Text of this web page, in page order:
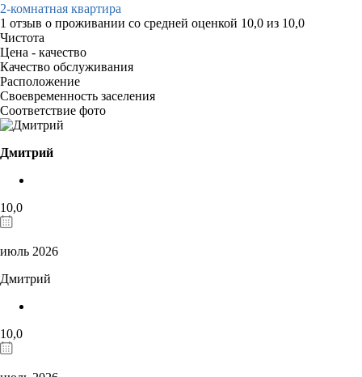
2-комнатная квартира
1 отзыв о проживании со средней оценкой 10,0 из 10,0
Чистота
Цена - качество
Качество обслуживания
Расположение
Своевременность заселения
Соответствие фото
Дмитрий
10,0
июль 2026
Дмитрий
10,0